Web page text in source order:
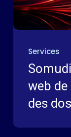
Services
web
des